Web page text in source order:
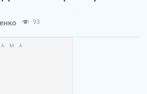
93